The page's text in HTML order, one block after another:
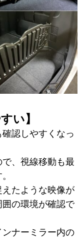
い】
認しやすくなっ
、視線移動も最
たような映像が
の環境が確認で
ナーミラー内の